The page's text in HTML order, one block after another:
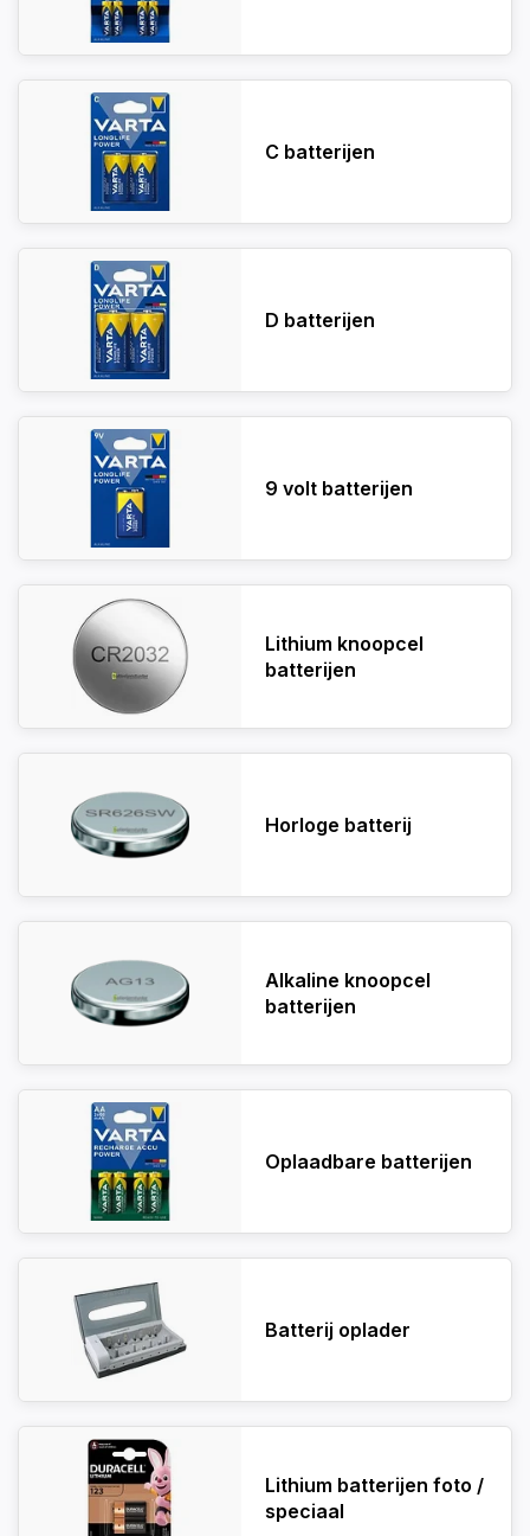
C batterijen
D batterijen
9 volt batterijen
Lithium knoopcel
batterijen
Horloge batterij
Alkaline knoopcel
batterijen
Oplaadbare batterijen
Batterij oplader
Lithium batterijen foto /
speciaal